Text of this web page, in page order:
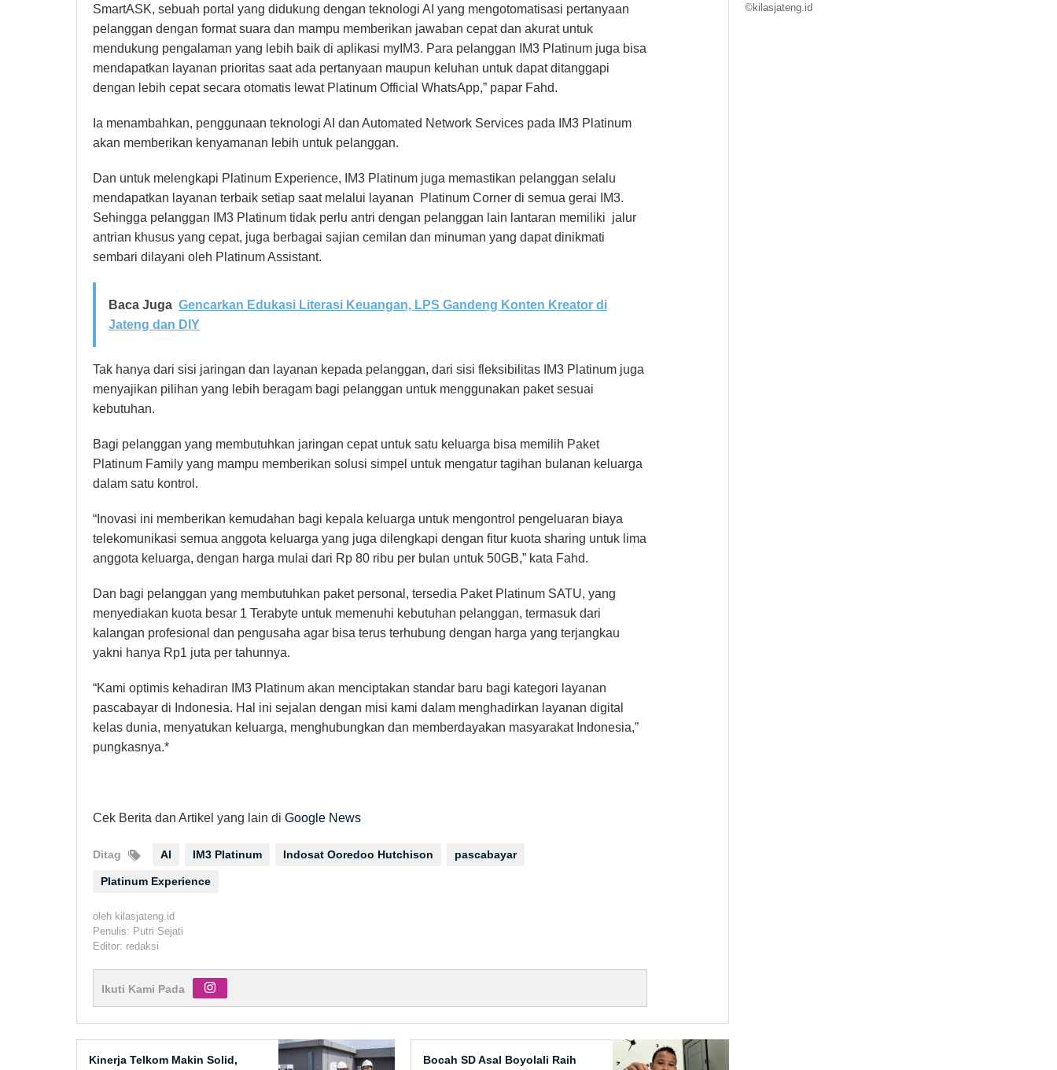
SmartASK, sebuah portal yang didukung dengan teknologi AI yang mengotomatisasi pertanyaan
pelanggan dengan format suara dan mampu memberikan jawaban cepat dan akurat untuk
mendukung pengalaman yang lebih baik di aplikasi myIM3. Para pelanggan IM3 Platinum juga bisa
mendapatkan layanan prioritas saat ada pertanyaan maupun keluhan untuk dapat ditanggapi
dengan lebih cepat secara otomatis lewat Platinum Official WhatsApp,” papar Fahd.
Ia menambahkan, penggunaan teknologi AI dan Automated Network Services pada IM3 Platinum
akan memberikan kenyamanan lebih untuk pelanggan.
Dan untuk melengkapi Platinum Experience, IM3 Platinum juga memastikan pelanggan selalu
mendapatkan layanan terbaik setiap saat melalui layanan Platinum Corner di semua gerai IM3.
Sehingga pelanggan IM3 Platinum tidak perlu antri dengan pelanggan lain lantaran memiliki jalur
antrian khusus yang cepat, juga berbagai sajian cemilan dan minuman yang dapat dinikmati
sembari dilayani oleh Platinum Assistant.
Baca Juga Gencarkan Edukasi Literasi Keuangan, LPS Gandeng Konten Kreator di
Jateng dan DIY
Tak hanya dari sisi jaringan dan layanan kepada pelanggan, dari sisi fleksibilitas IM3 Platinum juga
menyajikan pilihan yang lebih beragam bagi pelanggan untuk menggunakan paket sesuai
kebutuhan.
Bagi pelanggan yang membutuhkan jaringan cepat untuk satu keluarga bisa memilih Paket
Platinum Family yang mampu memberikan solusi simpel untuk mengatur tagihan bulanan keluarga
dalam satu kontrol.
“Inovasi ini memberikan kemudahan bagi kepala keluarga untuk mengontrol pengeluaran biaya
telekomunikasi semua anggota keluarga yang juga dilengkapi dengan fitur kuota sharing untuk lima
anggota keluarga, dengan harga mulai dari Rp 80 ribu per bulan untuk 50GB,” kata Fahd.
Dan bagi pelanggan yang membutuhkan paket personal, tersedia Paket Platinum SATU, yang
menyediakan kuota besar 1 Terabyte untuk memenuhi kebutuhan pelanggan, termasuk dari
kalangan profesional dan pengusaha agar bisa terus terhubung dengan harga yang terjangkau
yakni hanya Rp1 juta per tahunnya.
“Kami optimis kehadiran IM3 Platinum akan menciptakan standar baru bagi kategori layanan
pascabayar di Indonesia. Hal ini sejalan dengan misi kami dalam menghadirkan layanan digital
kelas dunia, menyatukan keluarga, menghubungkan dan memberdayakan masyarakat Indonesia,”
pungkasnya.*
Cek Berita dan Artikel yang lain di Google News
Ditag AI IM3 Platinum Indosat Ooredoo Hutchison pascabayar
Platinum Experience
oleh kilasjateng.id
Penulis: Putri Sejati
Editor: redaksi
Ikuti Kami Pada
Kinerja Telkom Makin Solid,
Bocah SD Asal Boyolali Raih
©kilasjateng.id